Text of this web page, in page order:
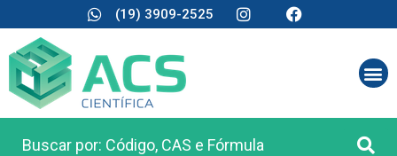
(19) 3909-2525
CATEGORIA:REAGENTES ANALÍTICOS